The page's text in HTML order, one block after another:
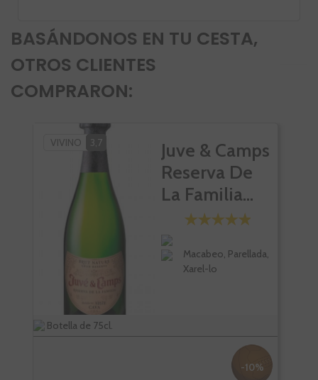
BASÁNDONOS EN TU CESTA,
OTROS CLIENTES
COMPRARON:
VIVINO 3,7
Juve & Camps
Reserva De
La Familia...
Macabeo, Parellada,
Xarel-lo
Botella de 75cl.
-10%